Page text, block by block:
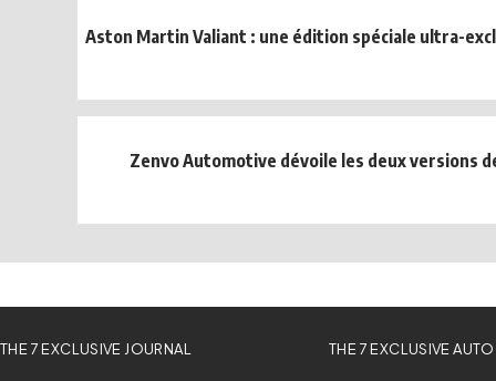
Aston Martin Valiant : une édition spéciale ultra-
Zenvo Automotive dévoile les deux versions
THE 7 EXCLUSIVE JOURNAL THE 7 EXCLUSIVE AUTO